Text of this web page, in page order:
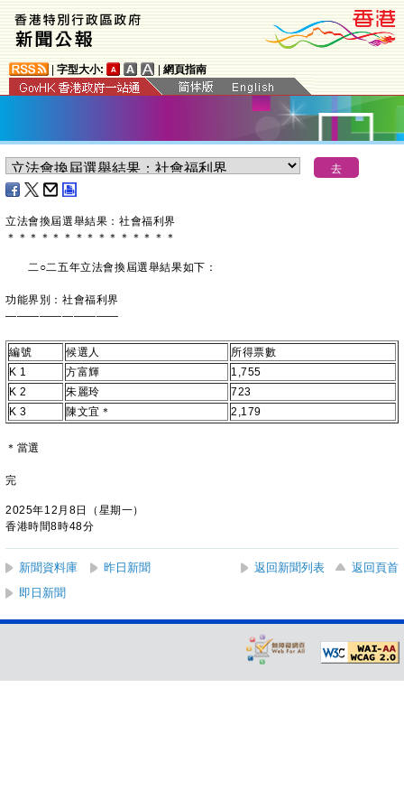
字型大小: 網頁指南
立法會換屆選舉結果：社會福利界
＊ ＊ ＊ ＊ ＊ ＊ ＊ ＊ ＊ ＊ ＊ ＊ ＊ ＊ ＊
二○二五年立法會換屆選舉結果如下：
功能界別：社會福利界
——————————
編號 候選人
所得票數
K 1
方富輝
1,755
K 2
朱麗玲
723
K 3
陳文宜＊ 2,179
＊當選
完
2025年12月8日（星期一）
香港時間8時48分
新聞資料庫 昨日新聞 返回新聞列表
返回頁首
即日新聞